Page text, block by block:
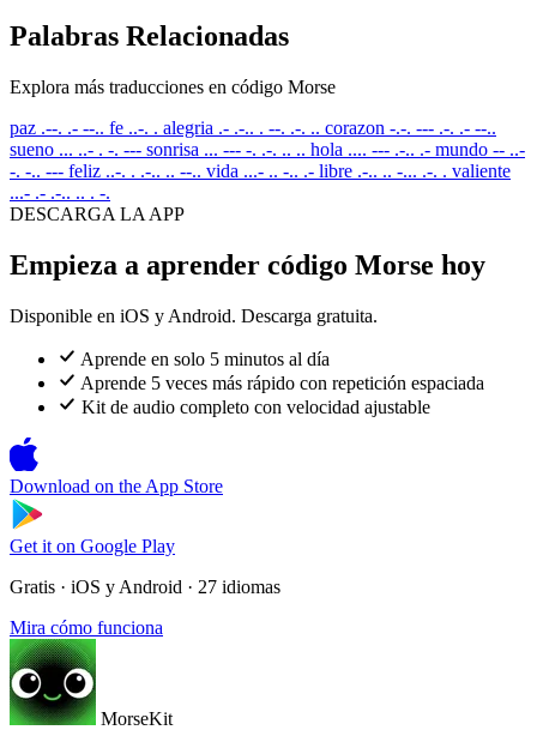
Palabras Relacionadas
Explora más traducciones en código Morse
paz .--. .- --.. fe ..-. . alegria .- .-.. . --. .-. .. corazon -.-. --- .-. .- --..
sueno ... ..- . -. --- sonrisa ... --- -. .-. .. .. hola .... --- .-.. .- mundo -- ..-
-. -.. --- feliz ..-. . .-.. .. --.. vida ...- .. -.. .- libre .-.. .. -... .-. . valiente
...- .- .-.. .. . -.
DESCARGA LA APP
Empieza a aprender código Morse hoy
Disponible en iOS y Android. Descarga gratuita.
Aprende en solo 5 minutos al día
Aprende 5 veces más rápido con repetición espaciada
Kit de audio completo con velocidad ajustable
Download on the App Store
Get it on Google Play
Gratis · iOS y Android · 27 idiomas
Mira cómo funciona
MorseKit